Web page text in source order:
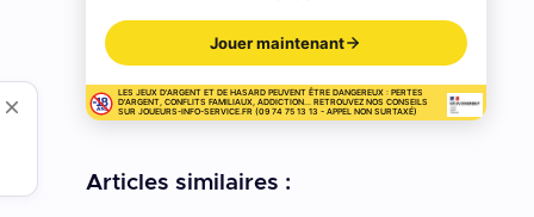
Jouer maintenant
LES JEUX D'ARGENT ET DE HASARD PEUVENT ÊTRE DANGEREUX : PERTES
D'ARGENT, CONFLITS FAMILIAUX, ADDICTION... RETROUVEZ NOS CONSEILS
SUR JOUEURS-INFO-SERVICE.FR (09 74 75 13 13 - APPEL NON SURTAXÉ)
Articles similaires :